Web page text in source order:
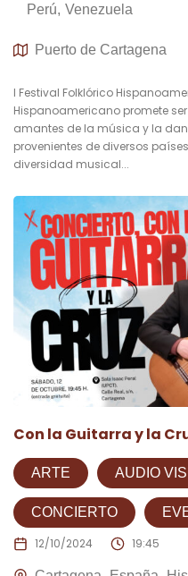
Perú Venezuela
Puerto de Cartagena
I Festival Folklórico
Hispanoamericano promete
amantes de la música y la
provenientes de diversos
diversidad musical...
Con la Guitarra y la
ARTE AUDIO
CONCIERTO
12/10/2024 19:45